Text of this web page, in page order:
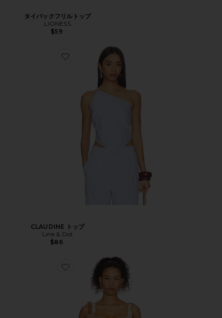
タイバックフリルトップ
LIONESS
$59
CLAUDINE トップ
Line & Dot
$86